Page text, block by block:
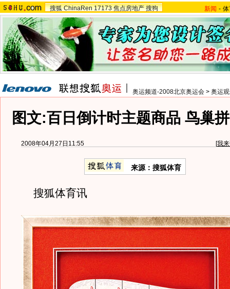
搜狐 ChinaRen 17173 焦点房地产 搜狗 新闻 -
奥运频道-2008北京奥运会 > 奥运
图文:百日倒计时主题商品 鸟巢
2008年04月27日11:55 [我
来源：搜狐体育
搜狐体育讯